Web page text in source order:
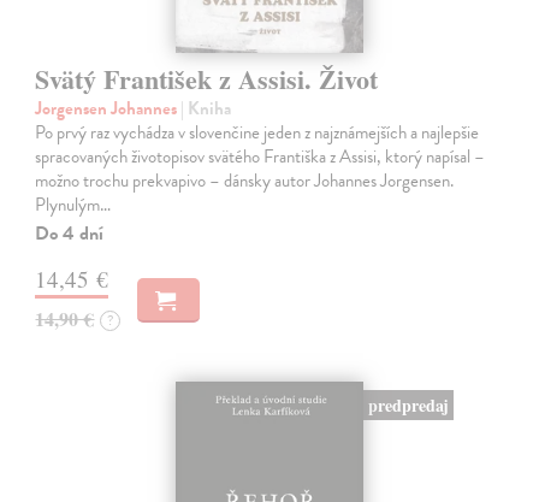
Svätý František z Assisi. Život
Jorgensen Johannes| Kniha
Po prvý raz vychádza v slovenčine jeden z najznámejších a najlepšie
spracovaných životopisov svätého Františka z Assisi, ktorý napísal –
možno trochu prekvapivo – dánsky autor Johannes Jorgensen.
Plynulým…
Do 4 dní
14,45 €
14,90 € ?
predpredaj